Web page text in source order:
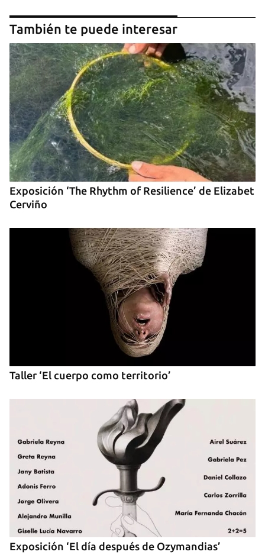
Para poder guardar como favorito, primero has de
iniciar sesión con tu cuenta de 14ymedio.
INICIAR SESIÓN CANCELAR
También te puede interesar
Exposición ‘The Rhythm of Resilience’ de Elizabet
Cerviño
Taller ‘El cuerpo como territorio’
Exposición ‘El día después de Ozymandias’